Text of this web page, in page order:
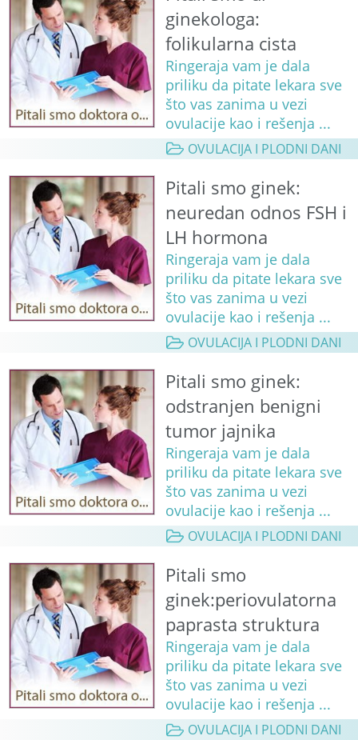
ginekologa:
folikularna cista
Ringeraja vam je dala
priliku da pitate lekara sve
što vas zanima u vezi
ovulacije kao i rešenja ...
OVULACIJA I PLODNI DANI
Pitali smo ginek:
neuredan odnos FSH i
LH hormona
Ringeraja vam je dala
priliku da pitate lekara sve
što vas zanima u vezi
ovulacije kao i rešenja ...
OVULACIJA I PLODNI DANI
Pitali smo ginek:
odstranjen benigni
tumor jajnika
Ringeraja vam je dala
priliku da pitate lekara sve
što vas zanima u vezi
ovulacije kao i rešenja ...
OVULACIJA I PLODNI DANI
Pitali smo
ginek:periovulatorna
paprasta struktura
Ringeraja vam je dala
priliku da pitate lekara sve
što vas zanima u vezi
ovulacije kao i rešenja ...
OVULACIJA I PLODNI DANI